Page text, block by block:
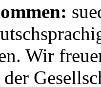
Wir